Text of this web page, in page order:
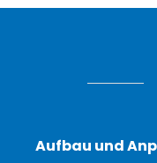
Aufbau und